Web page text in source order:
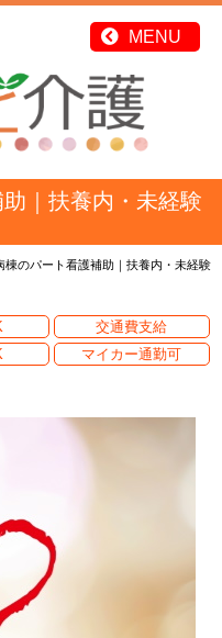
｜扶養内・未経験
棟のパート看護補助｜扶養内・未経験
交通費支給
マイカー通勤可